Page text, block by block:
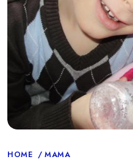
Categories
HOME MAMA